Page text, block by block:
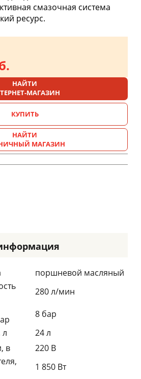
смазочная система
ресурс.
НАЙТИ
МАГАЗИН
КУПИТЬ
НАЙТИ
МАГАЗИН
поршневой масляный
280 л/мин
8 бар
л
24 л
в
220 В
1 850 Вт